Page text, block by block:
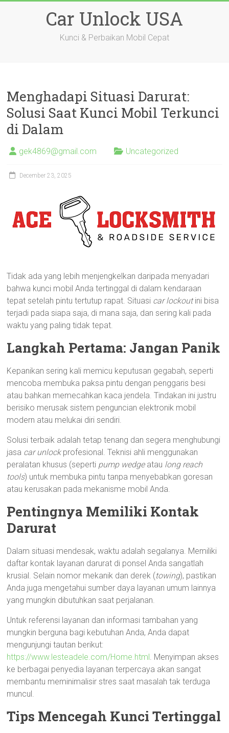
Car Unlock USA
Kunci & Perbaikan Mobil Cepat
Menghadapi Situasi Darurat:
Solusi Saat Kunci Mobil Terkunci
di Dalam
gek4869@gmail.com Uncategorized
December 23, 2025
Tidak ada yang lebih menjengkelkan daripada menyadari
bahwa kunci mobil Anda tertinggal di dalam kendaraan
tepat setelah pintu tertutup rapat. Situasi car lockoutini bisa
terjadi pada siapa saja, di mana saja, dan sering kali pada
waktu yang paling tidak tepat.
Langkah Pertama: Jangan Panik
Kepanikan sering kali memicu keputusan gegabah, seperti
mencoba membuka paksa pintu dengan penggaris besi
atau bahkan memecahkan kaca jendela. Tindakan ini justru
berisiko merusak sistem penguncian elektronik mobil
modern atau melukai diri sendiri.
Solusi terbaik adalah tetap tenang dan segera menghubungi
jasa car unlockprofesional. Teknisi ahli menggunakan
peralatan khusus (seperti pump wedgeatau long reach
tools) untuk membuka pintu tanpa menyebabkan goresan
atau kerusakan pada mekanisme mobil Anda.
Pentingnya Memiliki Kontak
Darurat
Dalam situasi mendesak, waktu adalah segalanya. Memiliki
daftar kontak layanan darurat di ponsel Anda sangatlah
krusial. Selain nomor mekanik dan derek (towing), pastikan
Anda juga mengetahui sumber daya layanan umum lainnya
yang mungkin dibutuhkan saat perjalanan.
Untuk referensi layanan dan informasi tambahan yang
mungkin berguna bagi kebutuhan Anda, Anda dapat
mengunjungi tautan berikut:
https://www.lesteadele.com/Home.html. Menyimpan akses
ke berbagai penyedia layanan terpercaya akan sangat
membantu meminimalisir stres saat masalah tak terduga
muncul.
Tips Mencegah Kunci Tertinggal